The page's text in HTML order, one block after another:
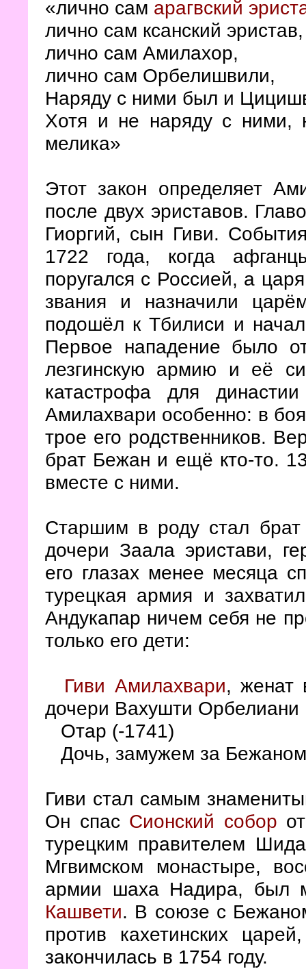
«лично сам арагвский
лично сам ксанский эристав,
лично сам Амилахор,
лично сам Орбелишвили,
Наряду с ними был и
Хотя и не наряду с ними,
мелика»
Этот закон определяет
после двух эриставов.
Гиоргий, сын Гиви.
1722 года, когда
поругался с Россией, а
звания и назначили
подошёл к Тбилиси и
Первое нападение было
лезгинскую армию и её
катастрофа для
Амилахвари особенно: в
трое его родственников.
брат Бежан и ещё кто-то.
вместе с ними.
Старшим в роду стал брат
дочери Заала эристави,
его глазах менее месяца
турецкая армия и
Андукапар ничем себя не
только его дети:
Гиви Амилахвари, женат
дочери Вахушти Орбелиани
Отар (-1741)
Дочь, замужем за
Гиви стал самым
Он спас Сионский собор
турецким правителем
Мгвимском монастыре,
армии шаха Надира, был
Кашвети. В союзе с
против кахетинских
закончилась в 1754 году.